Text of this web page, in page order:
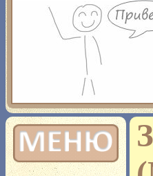
Добро
многим